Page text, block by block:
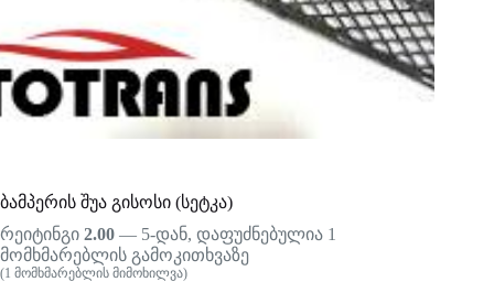
ბამპერის შუა გისოსი (სეტკა)
რეიტინგი 2.00 — 5-დან, დაფუძნებულია 1
მომხმარებლის გამოკითხვაზე
(1 მომხმარებლის მიმოხილვა)